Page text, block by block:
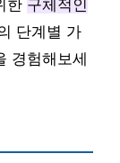
한 구체적인
단계별 가
경험해보세